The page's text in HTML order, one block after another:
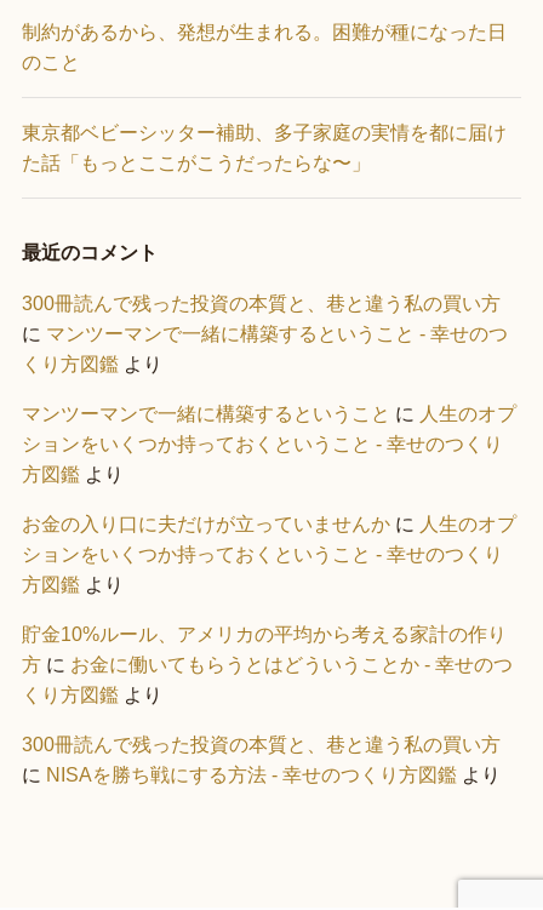
制約があるから、発想が生まれる。困難が種になった日
のこと
東京都ベビーシッター補助、多子家庭の実情を都に届け
た話「もっとここがこうだったらな〜」
最近のコメント
300冊読んで残った投資の本質と、巷と違う私の買い方
に マンツーマンで一緒に構築するということ - 幸せのつ
くり方図鑑より
マンツーマンで一緒に構築するということ に 人生のオプ
ションをいくつか持っておくということ - 幸せのつくり
方図鑑より
お金の入り口に夫だけが立っていませんかに 人生のオプ
ションをいくつか持っておくということ - 幸せのつくり
方図鑑より
貯金10%ルール、アメリカの平均から考える家計の作り
方に お金に働いてもらうとはどういうことか - 幸せのつ
くり方図鑑より
300冊読んで残った投資の本質と、巷と違う私の買い方
に NISAを勝ち戦にする方法 - 幸せのつくり方図鑑より